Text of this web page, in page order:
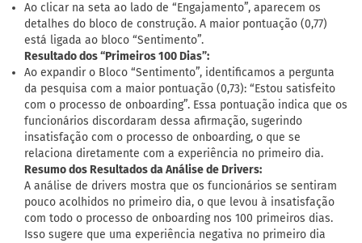
Ao clicar na seta ao lado de “Engajamento”, aparecem os
detalhes do bloco de construção. A maior pontuação (0,77)
está ligada ao bloco “Sentimento”.
Resultado dos “Primeiros 100 Dias”:
Ao expandir o Bloco “Sentimento”, identificamos a pergunta
da pesquisa com a maior pontuação (0,73): “Estou satisfeito
com o processo de onboarding”. Essa pontuação indica que os
funcionários discordaram dessa afirmação, sugerindo
insatisfação com o processo de onboarding, o que se
relaciona diretamente com a experiência no primeiro dia.
Resumo dos Resultados da Análise de Drivers:
A análise de drivers mostra que os funcionários se sentiram
pouco acolhidos no primeiro dia, o que levou à insatisfação
com todo o processo de onboarding nos 100 primeiros dias.
Isso sugere que uma experiência negativa no primeiro dia